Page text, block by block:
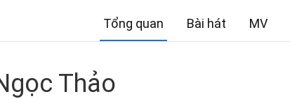
Tổng quan Bài hát MV
Thảo